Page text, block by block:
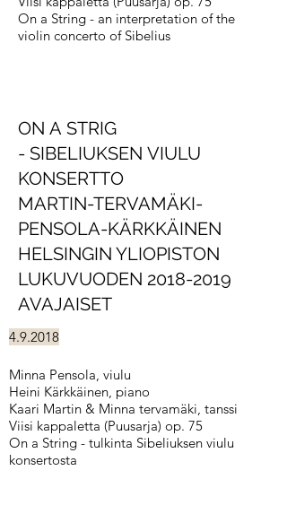
On a String - an interpretation of the
violin concerto of Sibelius
ON A STRIG
- SIBELIUKSEN VIULU
KONSERTTO
MARTIN-TERVAMÄKI-
PENSOLA-KÄRKKÄINEN
HELSINGIN YLIOPISTON
LUKUVUODEN 2018-2019
AVAJAISET
4.9.2018
Minna Pensola, viulu
Heini Kärkkäinen, piano
Kaari Martin & Minna tervamäki, tanssi
Viisi kappaletta (Puusarja) op. 75
On a String - tulkinta Sibeliuksen viulu
konsertosta